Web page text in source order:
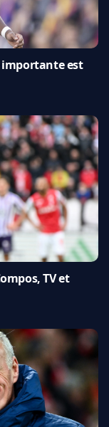
importante est
TV et